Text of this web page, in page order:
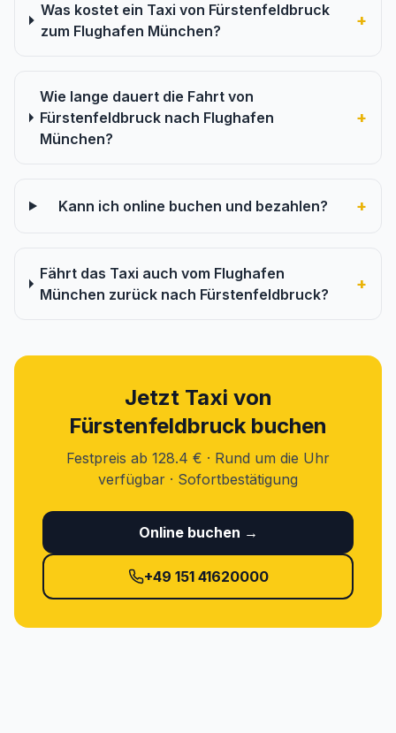
Was kostet ein Taxi von Fürstenfeldbruck
zum Flughafen München?
+
Wie lange dauert die Fahrt von
Fürstenfeldbruck nach Flughafen
München?
+
Kann ich online buchen und bezahlen? +
Fährt das Taxi auch vom Flughafen
München zurück nach Fürstenfeldbruck?
+
Jetzt Taxi von
Fürstenfeldbruck buchen
Festpreis ab 128.4 € · Rund um die Uhr
verfügbar · Sofortbestätigung
Online buchen →
+49 151 41620000